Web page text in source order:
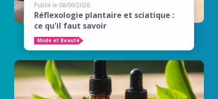
Publié le 08/06/2026
Réflexologie plantaire et sciatique :
ce qu'il faut savoir
Mode et Beauté